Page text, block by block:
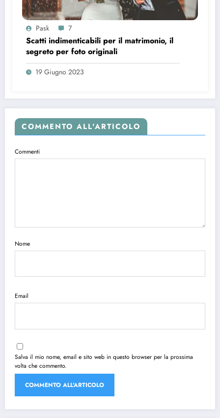
Pask 7
Scatti indimenticabili per il matrimonio, il
segreto per foto originali
19 Giugno 2023
COMMENTO ALL'ARTICOLO
Commenti
Nome
Email
Salva il mio nome, email e sito web in questo browser per la prossima
volta che commento.